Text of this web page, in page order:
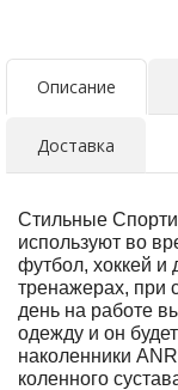
Описание
Доставка
Стильные
используют во
футбол, хоккей и
тренажерах, при
день на работе
одежду и он
наколенники
коленного